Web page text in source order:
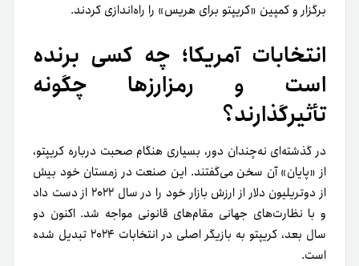
برگزار و کمپین «کریپتو برای هریس» را راه‌اندازی کردند.
انتخابات آمریکا؛ چه کسی برنده
است و رمزارزها چگونه
تأثیرگذارند؟
در گذشته‌ای نه‌چندان دور، بسیاری هنگام صحبت درباره کریپتو،
از «پایان» آن سخن می‌گفتند. این صنعت در زمستان خود بیش
از دو‌تریلیون دلار از ارزش بازار خود را در سال ۲۰۲۲ از دست داد
و با نظارت‌های جهانی مقام‌های قانونی مواجه شد. اکنون دو
سال بعد، کریپتو به بازیگر اصلی در انتخابات ۲۰۲۴ تبدیل شده
است.